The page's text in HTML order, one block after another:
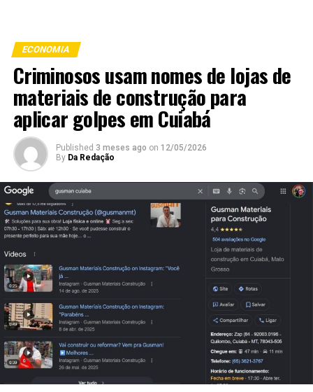
ECONOMIA
Criminosos usam nomes de lojas de
materiais de construção para
aplicar golpes em Cuiabá
Published 3 meses ago on 12/05/2026
By Da Redação